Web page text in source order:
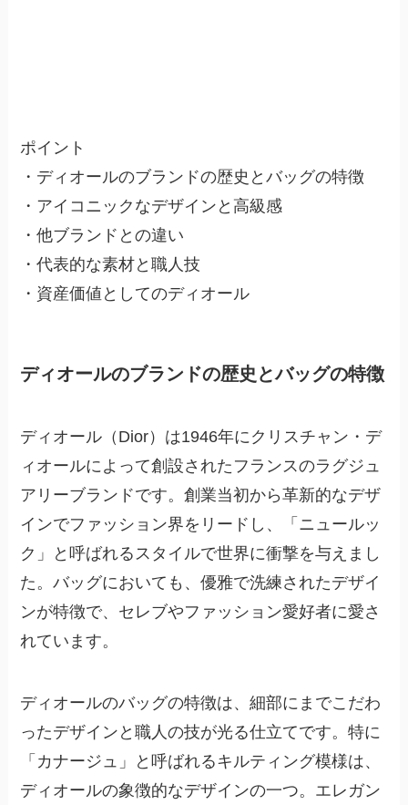
ポイント
・ディオールのブランドの歴史とバッグの特徴
・アイコニックなデザインと高級感
・他ブランドとの違い
・代表的な素材と職人技
・資産価値としてのディオール
ディオールのブランドの歴史とバッグの特徴
ディオール（Dior）は1946年にクリスチャン・デ
ィオールによって創設されたフランスのラグジュ
アリーブランドです。創業当初から革新的なデザ
インでファッション界をリードし、「ニュールッ
ク」と呼ばれるスタイルで世界に衝撃を与えまし
た。バッグにおいても、優雅で洗練されたデザイ
ンが特徴で、セレブやファッション愛好者に愛さ
れています。
ディオールのバッグの特徴は、細部にまでこだわ
ったデザインと職人の技が光る仕立てです。特に
「カナージュ」と呼ばれるキルティング模様は、
ディオールの象徴的なデザインの一つ。エレガン